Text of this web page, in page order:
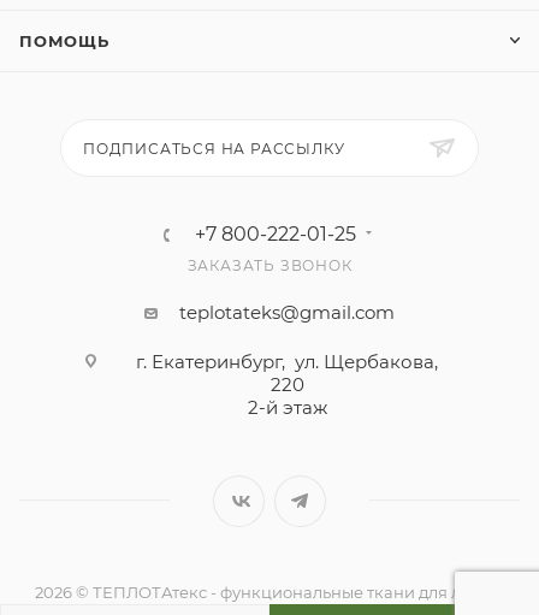
ПОМОЩЬ
ПОДПИСАТЬСЯ НА РАССЫЛКУ
+7 800-222-01-25
ЗАКАЗАТЬ ЗВОНОК
teplotateks@gmail.com
г. Екатеринбург, ул. Щербакова,
220
2-й этаж
2026 © ТЕПЛОТАтекс - функциональные ткани для любой